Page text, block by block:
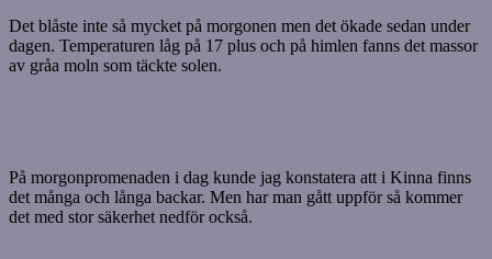
Det blåste inte så mycket på morgonen men det ökade sedan under
dagen. Temperaturen låg på 17 plus och på himlen fanns det massor
av gråa moln som täckte solen.
På morgonpromenaden i dag kunde jag konstatera att i Kinna finns
det många och långa backar. Men har man gått uppför så kommer
det med stor säkerhet nedför också.